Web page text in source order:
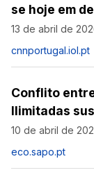
se hoje em
13 de abril de
cnnportugal.iol.pt
Conflito
Ilimitadas
10 de abril de
eco.sapo.pt